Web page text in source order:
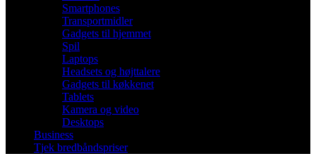
Smartphones
Transportmidler
Gadgets til hjemmet
Spil
Laptops
Headsets og højttalere
Gadgets til køkkenet
Tablets
Kamera og video
Desktops
Business
Tjek bredbåndspriser